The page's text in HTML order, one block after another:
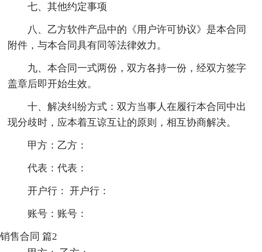
七、其他约定事项
八、乙方软件产品中的《用户许可协议》是本合同
附件，与本合同具有同等法律效力。
九、本合同一式两份，双方各持一份，经双方签字
盖章后即开始生效。
十、解决纠纷方式：双方当事人在履行本合同中出
现分歧时，应本着互谅互让的原则，相互协商解决。
甲方：乙方：
代表：代表：
开户行： 开户行：
账号：账号：
销售合同 篇2